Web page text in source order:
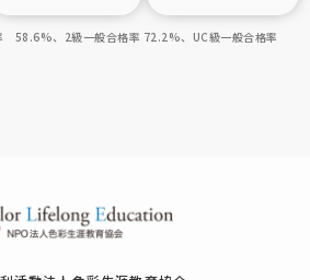
58.6%、2級一般合格率 72.2%、UC級一般合格率